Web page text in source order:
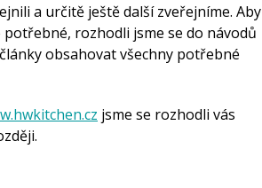
a určitě ještě další zveřejníme. Aby
rozhodli jsme se do návodů
obsahovat všechny potřebné
jsme se rozhodli vás